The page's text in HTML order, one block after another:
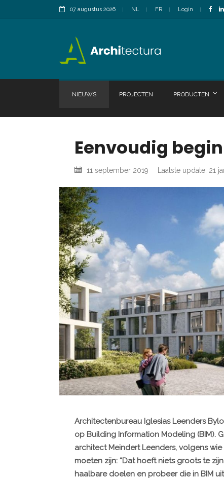
07 augustus 2026 NL FR Login
NIEUWS PROJECTEN PRODUCTEN
Eenvoudig
11 september 2019 Laatste update: 21
Architectenbureau Iglesias Leenders
op Building Information Modeling (BIM).
architect Meindert Leenders, volgens
moeten zijn: “Dat hoeft niets groots te
haalbare doelen en probeer die in BIM uit